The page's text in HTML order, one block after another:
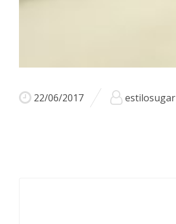
22/06/2017 estilosugar